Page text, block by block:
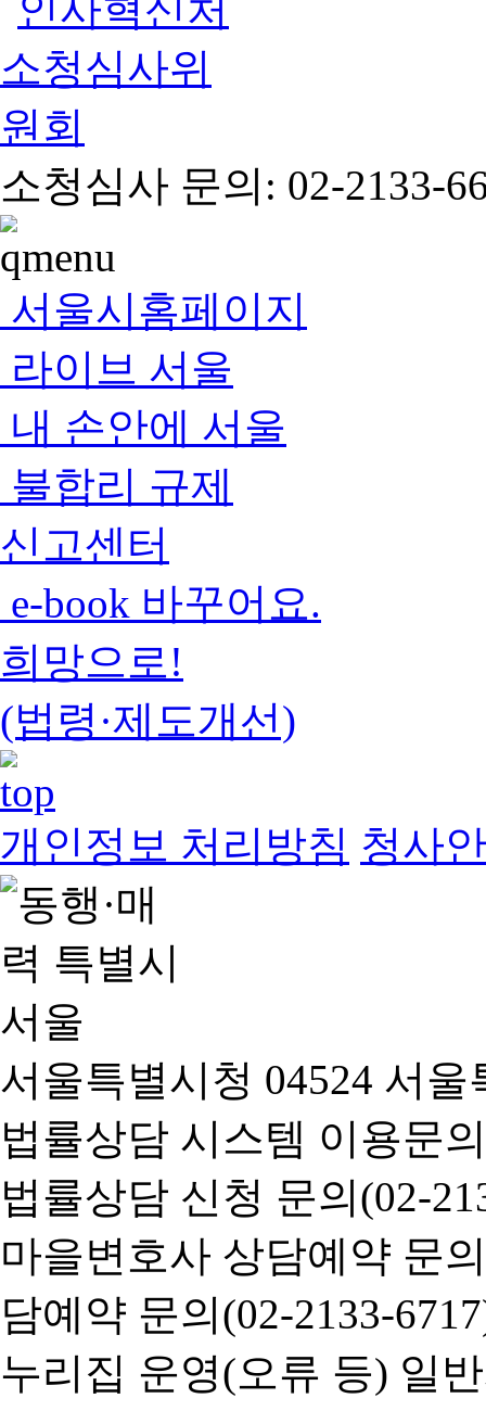
소청심사 문의: 02-2133-
서울시홈페이지
라이브 서울
내 손안에 서울
불합리 규제
신고센터
e-book 바꾸어요.
희망으로!
(법령·제도개선)
개인정보 처리방침 청사
서울특별시청 04524 서
법률상담 시스템 이용문
법률상담 신청 문의(02-
마을변호사 상담예약 문
담예약 문의(02-2133-
누리집 운영(오류 등) 일